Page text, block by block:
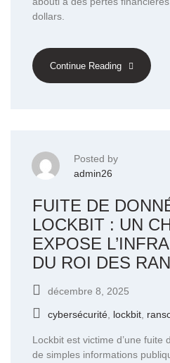
dollars.
Continue Reading
Posted by
admin26
FUITE DE
LOCKBIT : UN
EXPOSE
DU ROI DES
décembre 8, 2025
cybersécurité, lockbit,
Lockbit est victime d’une fuite
de simples informations